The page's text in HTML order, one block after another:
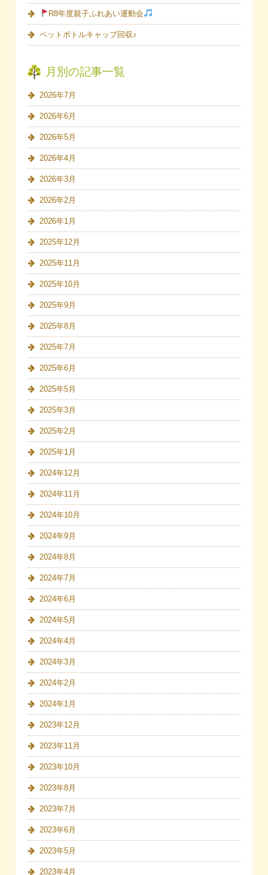
R8年度親子ふれあい運動会
ペットボトルキャップ回収♪
月別の記事一覧
2026年7月
2026年6月
2026年5月
2026年4月
2026年3月
2026年2月
2026年1月
2025年12月
2025年11月
2025年10月
2025年9月
2025年8月
2025年7月
2025年6月
2025年5月
2025年3月
2025年2月
2025年1月
2024年12月
2024年11月
2024年10月
2024年9月
2024年8月
2024年7月
2024年6月
2024年5月
2024年4月
2024年3月
2024年2月
2024年1月
2023年12月
2023年11月
2023年10月
2023年8月
2023年7月
2023年6月
2023年5月
2023年4月